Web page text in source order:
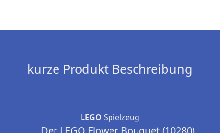
kurze Produkt Beschreibung
LEGO Spielzeug